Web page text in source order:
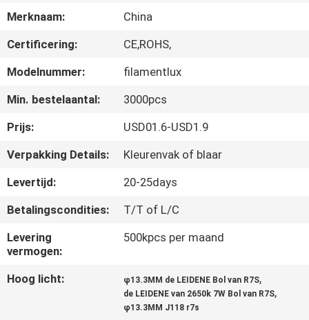
FABRIEKSREIS
KWALITEITSCONTROLE
CONTACTEER
ONS
VERZOEK
CITAAT
SITEMAP
Merknaam:
China
Certificering:
CE,ROHS,
Modelnummer:
filamentlux
Min. bestelaantal:
3000pcs
Prijs:
USD01.6-USD1.9
Verpakking Details:
Kleurenvak of blaar
Levertijd:
20-25days
Betalingscondities:
T/T of L/C
Levering
vermogen:
500kpcs per maand
Hoog licht: φ13.3MM de LEIDENE Bol van R7S,
de LEIDENE van 2650k 7W Bol van R7S,
φ13.3MM J118 r7s